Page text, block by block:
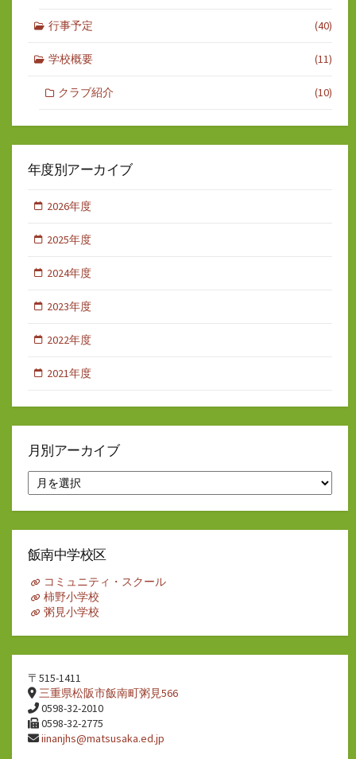
行事予定 (40)
学校概要 (11)
クラブ紹介 (10)
年度別アーカイブ
2026年度
2025年度
2024年度
2023年度
2022年度
2021年度
月別アーカイブ
別
ア
イ
飯南中学校区
コミュニティ・スクール
柿野小学校
粥見小学校
〒515-1411
三重県松阪市飯南町粥見566
0598-32-2010
0598-32-2775
iinanjhs@matsusaka.ed.jp